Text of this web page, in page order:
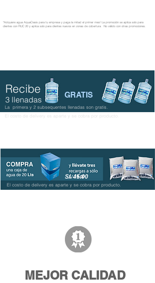
*Adquiere agua AquaOasis para tu empresa y paga la mitad el primer mes! La promoción se aplica solo para
clientes con RUC 20 y aplica solo para clientes nuevos en zonas de cobertura. No válido con otras promociones.
GRATIS
3 llenadas
Recibe
El costo de delivery es aparte y se cobra por producto.
La primera y 2 subsequentes llenadas son gratis.
MEJOR CALIDAD
El costo de delivery es aparte y se cobra por producto.
S/. 45.00